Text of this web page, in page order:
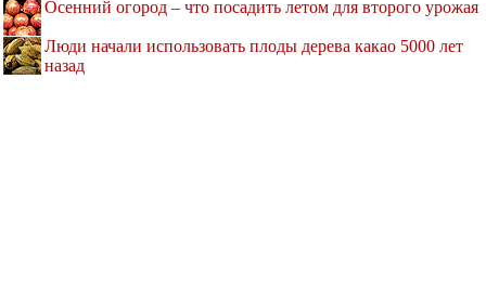
Осенний огород – что посадить летом для второго урожая
Люди начали использовать плоды дерева какао 5000 лет
назад